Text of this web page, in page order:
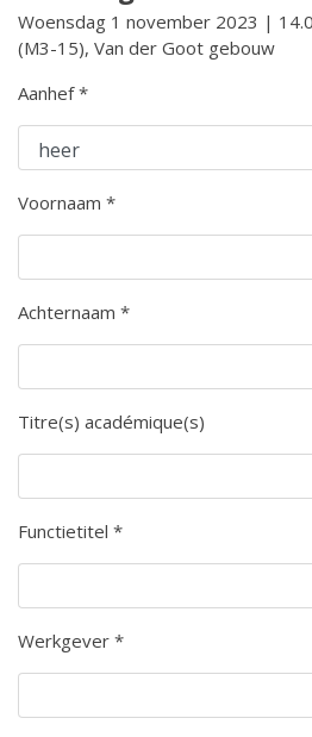
Woensdag 1 november 2023 |
(M3-15), Van der Goot gebouw
Aanhef *
Voornaam *
Achternaam *
Titre(s) académique(s)
Functietitel *
Werkgever *